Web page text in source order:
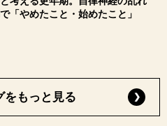
「やめたこと・始めたこと」
をもっと見る